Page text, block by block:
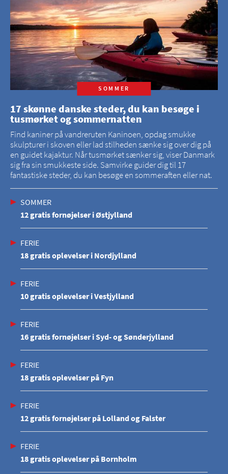
SOMMER
17 skønne danske steder, du kan besøge i
tusmørket og sommernatten
Find kaniner på vandreruten Kaninoen, opdag smukke
skulpturer i skoven eller lad stilheden sænke sig over dig på
en guidet kajaktur. Når tusmørket sænker sig, viser Danmark
sig fra sin smukkeste side. Samvirke guider dig til 17
fantastiske steder, du kan besøge en sommeraften eller nat.
SOMMER
12 gratis fornøjelser i Østjylland
FERIE
18 gratis oplevelser i Nordjylland
FERIE
10 gratis oplevelser i Vestjylland
FERIE
16 gratis fornøjelser i Syd- og Sønderjylland
FERIE
18 gratis oplevelser på Fyn
FERIE
12 gratis fornøjelser på Lolland og Falster
FERIE
18 gratis oplevelser på Bornholm